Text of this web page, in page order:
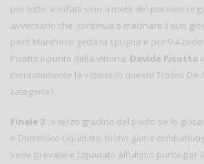
per tutto e infatti sino a metà del parziale
avversario che continua a macinare il suo
però Marchese getta la spugna e per 9-4
Picotto il punto della vittoria. Davide Picotto
meritatamente la vittoria in questo Trofeo De
categoria !
Finale 3 : il terzo gradino del podio se lo
e Domenico Liquidato; primo game
vede prevalere Liquidato all’ultimo punto per